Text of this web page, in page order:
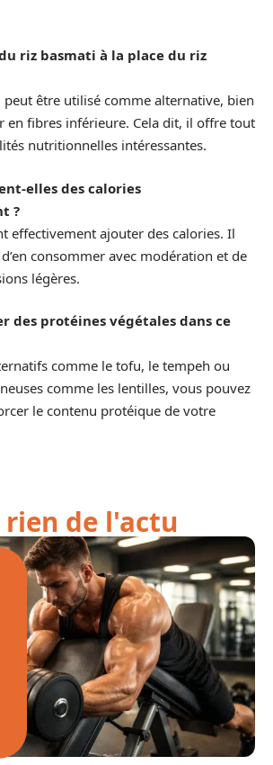
riz basmati à la place du riz
être utilisé comme alternative, bien
en fibres inférieure. Cela dit, il offre tout
nutritionnelles intéressantes.
elles des calories
?
effectivement ajouter des calories. Il
consommer avec modération et de
légères.
des protéines végétales dans ce
comme le tofu, le tempeh ou
comme les lentilles, vous pouvez
le contenu protéique de votre
rien de l'actu